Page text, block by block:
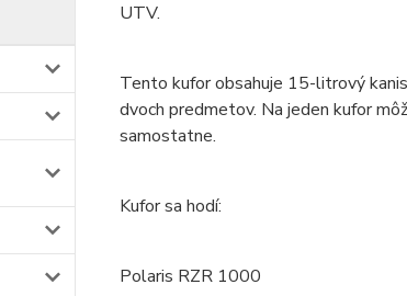
UTV.
Tento kufor obsahuje 15-litrový
dvoch predmetov. Na jeden kufor
samostatne.
Kufor sa hodí:
Polaris RZR 1000